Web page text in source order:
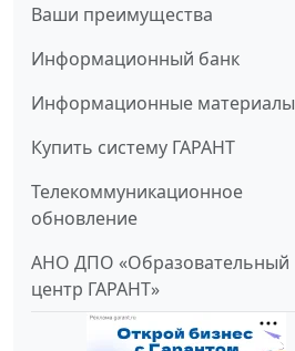
Ваши преимущества
Информационный банк
Информационные материалы
Купить систему ГАРАНТ
Телекоммуникационное
обновление
АНО ДПО «Образовательный
центр ГАРАНТ»